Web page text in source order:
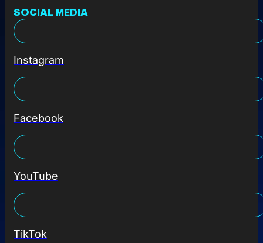
SOCIAL MEDIA
Instagram
Facebook
YouTube
TikTok